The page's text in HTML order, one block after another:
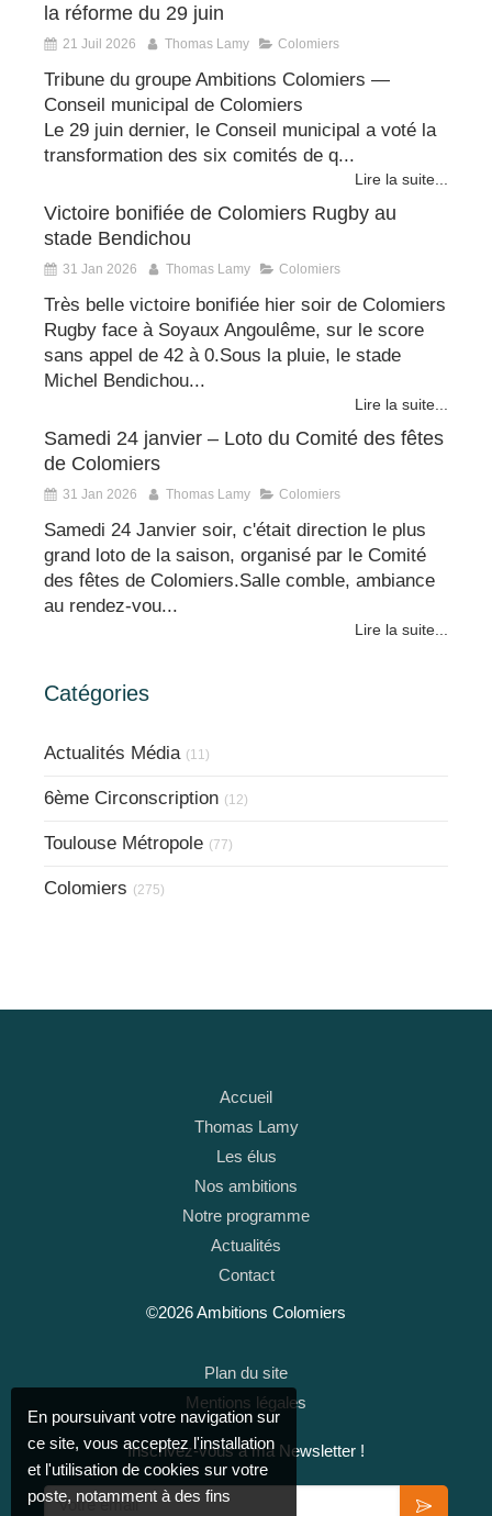
la réforme du 29 juin
21 Juil 2026 Thomas Lamy Colomiers
Tribune du groupe Ambitions Colomiers —
Conseil municipal de Colomiers
Le 29 juin dernier, le Conseil municipal a voté la
transformation des six comités de q...
Lire la suite...
Victoire bonifiée de Colomiers Rugby au
stade Bendichou
31 Jan 2026 Thomas Lamy Colomiers
Très belle victoire bonifiée hier soir de Colomiers
Rugby face à Soyaux Angoulême, sur le score
sans appel de 42 à 0.Sous la pluie, le stade
Michel Bendichou...
Lire la suite...
Samedi 24 janvier – Loto du Comité des fêtes
de Colomiers
31 Jan 2026 Thomas Lamy Colomiers
Samedi 24 Janvier soir, c'était direction le plus
grand loto de la saison, organisé par le Comité
des fêtes de Colomiers.Salle comble, ambiance
au rendez-vou...
Lire la suite...
Catégories
Actualités Média (11)
6ème Circonscription (12)
Toulouse Métropole (77)
Colomiers (275)
Accueil
Thomas Lamy
Les élus
Nos ambitions
Notre programme
Actualités
Contact
©2026 Ambitions Colomiers
Plan du site
Mentions légales
Inscrivez-vous à ma Newsletter !
Votre email
En poursuivant votre navigation sur
ce site, vous acceptez l'installation
et l'utilisation de cookies sur votre
poste, notamment à des fins